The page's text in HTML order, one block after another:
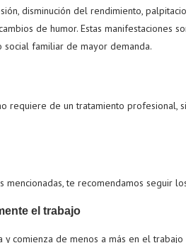
disminución del rendimiento,
de humor. Estas manifestaciones
social familiar de mayor demanda.
requiere de un tratamiento profesional,
mencionadas, te recomendamos seguir
el trabajo
y comienza de menos a más en el trabajo